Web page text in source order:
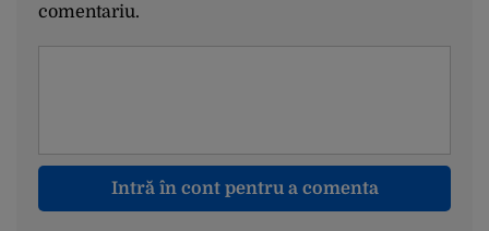
comentariu.
Intră în cont pentru a comenta